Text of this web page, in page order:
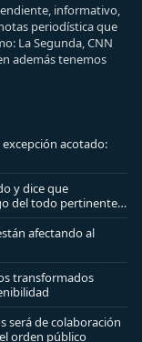
informativo,
periodística que
La Segunda, CNN
además tenemos
acotado:
y dice que
del todo pertinente
afectando al
transformados
será de colaboración
orden público